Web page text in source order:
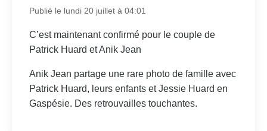
Publié le lundi 20 juillet à 04:01
C’est maintenant confirmé pour le couple de
Patrick Huard et Anik Jean
Anik Jean partage une rare photo de famille avec
Patrick Huard, leurs enfants et Jessie Huard en
Gaspésie. Des retrouvailles touchantes.